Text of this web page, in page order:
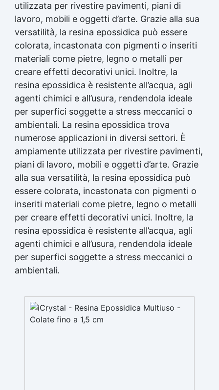
utilizzata per rivestire pavimenti, piani di
lavoro, mobili e oggetti d’arte. Grazie alla sua
versatilità, la resina epossidica può essere
colorata, incastonata con pigmenti o inseriti
materiali come pietre, legno o metalli per
creare effetti decorativi unici. Inoltre, la
resina epossidica è resistente all’acqua, agli
agenti chimici e all’usura, rendendola ideale
per superfici soggette a stress meccanici o
ambientali. La resina epossidica trova
numerose applicazioni in diversi settori. È
ampiamente utilizzata per rivestire pavimenti,
piani di lavoro, mobili e oggetti d’arte. Grazie
alla sua versatilità, la resina epossidica può
essere colorata, incastonata con pigmenti o
inseriti materiali come pietre, legno o metalli
per creare effetti decorativi unici. Inoltre, la
resina epossidica è resistente all’acqua, agli
agenti chimici e all’usura, rendendola ideale
per superfici soggette a stress meccanici o
ambientali.